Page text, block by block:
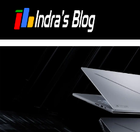
Langsung
isi Indra's Blog -